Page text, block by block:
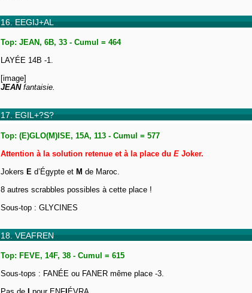
16. EEGIJ+AL
Top: JEAN, 6B, 33 - Cumul = 464
LAYÉE 14B -1.
[image]
JEANfantaisie.
17. EGIL+?S?
Top: (E)GLO(M)ISE, 15A, 113 - Cumul = 577
Attention à la solution retenue et à la place du E Joker.
Jokers E d’Égypte et M de Maroc.
8 autres scrabbles possibles à cette place !
Sous-top : GLYCINES
18. VEAFREN
Top: FEVE, 14F, 38 - Cumul = 615
Sous-tops : FANÉE ou FANER même place -3.